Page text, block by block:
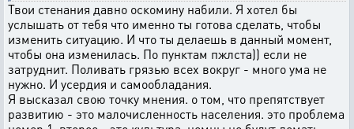
Твои стенания давно оскомину набили. Я хотел бы
услышать от тебя что именно ты готова сделать, чтобы
изменить ситуацию. И что ты делаешь в данный момент,
чтобы она изменилась. По пунктам пжлста)) если не
затруднит. Поливать грязью всех вокруг - много ума не
нужно. И усердия и самообладания.
Я высказал свою точку мнения. о том, что препятствует
развитию - это малочисленность населения. это проблема